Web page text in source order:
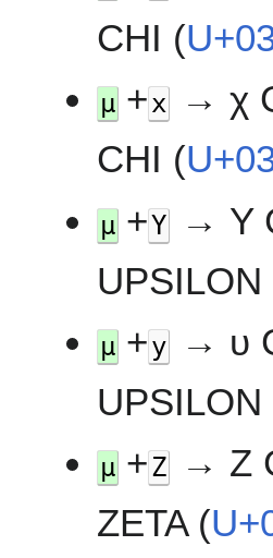
CHI (
µ +x
→ χ
CHI (
µ +Y
→ Υ
UPSILON
µ +y
→ υ
UPSILON
µ +Z
→ Ζ
ZETA (